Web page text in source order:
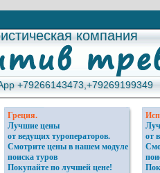
компания
компания
+79266143473,+79269199349
+79266143473,+79269199349
Греция.
Лучшие цены
от ведущих туроператоров.
Смотрите цены в нашем модуле
поиска туров
Покупайте по лучшей цене!
от